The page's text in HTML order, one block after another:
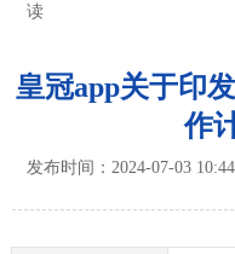
读
皇冠app关于印
作
发布时间：2024-07-03 10:44